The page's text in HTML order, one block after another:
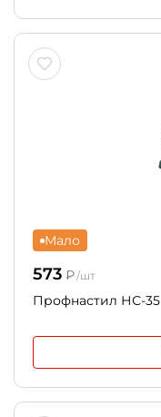
Мало
573 ₽/шт
Профнастил НС-35